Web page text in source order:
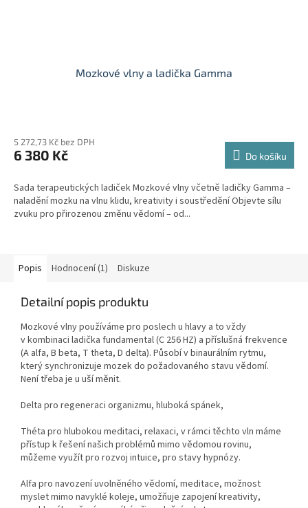
Mozkové vlny a ladička Gamma
5 272,73 Kč bez DPH
6 380 Kč Do košíku
Sada terapeutických ladiček Mozkové vlny včetně ladičky Gamma –
naladění mozku na vlnu klidu, kreativity i soustředění Objevte sílu
zvuku pro přirozenou změnu vědomí – od...
Popis Hodnocení (1) Diskuze
Detailní popis produktu
Mozkové vlny používáme pro poslech u hlavy a to vždy
v kombinaci ladička fundamental (C 256 HZ) a příslušná frekvence
(A alfa, B beta, T theta, D delta). Působí v binaurálním rytmu,
který synchronizuje mozek do požadovaného stavu vědomí.
Není třeba je u uší měnit.
Delta pro regeneraci organizmu, hluboká spánek,
Théta pro hlubokou meditaci, relaxaci, v rámci těchto vln máme
přístup k řešení našich problémů mimo vědomou rovinu,
můžeme využít pro rozvoj intuice, pro stavy hypnózy.
Alfa pro navození uvolněného vědomí, meditace, možnost
myslet mimo navyklé koleje, umožňuje zapojení kreativity,